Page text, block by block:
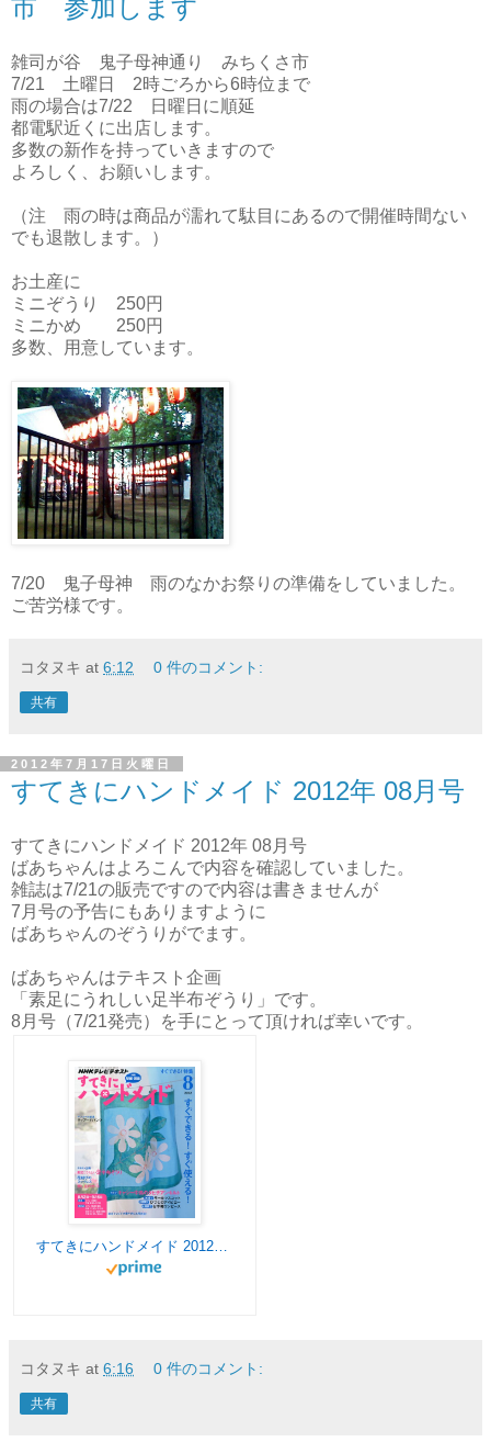
市 参加します
雑司が谷 鬼子母神通り みちくさ市
7/21 土曜日 2時ごろから6時位まで
雨の場合は7/22 日曜日に順延
都電駅近くに出店します。
多数の新作を持っていきますので
よろしく、お願いします。
（注 雨の時は商品が濡れて駄目にあるので開催時間ない
でも退散します。）
お土産に
ミニぞうり 250円
ミニかめ 250円
多数、用意しています。
7/20 鬼子母神 雨のなかお祭りの準備をしていました。
ご苦労様です。
コタヌキ at 6:12 0 件のコメント:
共有
2012年7月17日火曜日
すてきにハンドメイド 2012年 08月号
すてきにハンドメイド 2012年 08月号
ばあちゃんはよろこんで内容を確認していました。
雑誌は7/21の販売ですので内容は書きませんが
7月号の予告にもありますように
ばあちゃんのぞうりがでます。
ばあちゃんはテキスト企画
「素足にうれしい足半布ぞうり」です。
8月号（7/21発売）を手にとって頂ければ幸いです。
コタヌキ at 6:16 0 件のコメント:
共有